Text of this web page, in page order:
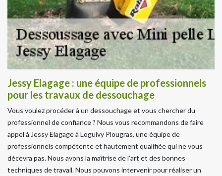
Jessy Elagage : une équipe de professionnels
pour les travaux de dessouchage
Vous voulez procéder à un dessouchage et vous chercher du
professionnel de confiance ? Nous vous recommandons de faire
appel à Jessy Elagage à Loguivy Plougras, une équipe de
professionnels compétente et hautement qualifiée qui ne vous
décevra pas. Nous avons la maîtrise de l'art et des bonnes
techniques de travail. Nous pouvons intervenir pour réaliser un